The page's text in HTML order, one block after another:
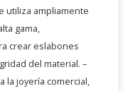
utiliza ampliamente
gama,
crear eslabones
del material. –
la joyería comercial,